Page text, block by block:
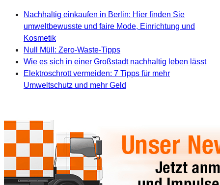
Nachhaltig einkaufen in Berlin: Hier finden Sie
umweltbewusste und faire Mode, Einrichtung und
Kosmetik
Null Müll: Zero-Waste-Tipps
Wie es sich in einer Großstadt nachhaltig leben lässt
Elektroschrott vermeiden: 7 Tipps für mehr
Umweltschutz und mehr Geld